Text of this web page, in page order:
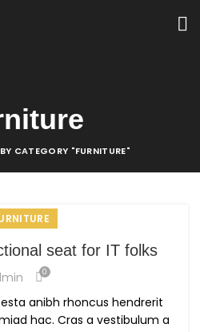
CATEGORY "FURNITURE"
seat for IT folks
0
anibh rhoncus hendrerit
hac. Cras a vestibulum a